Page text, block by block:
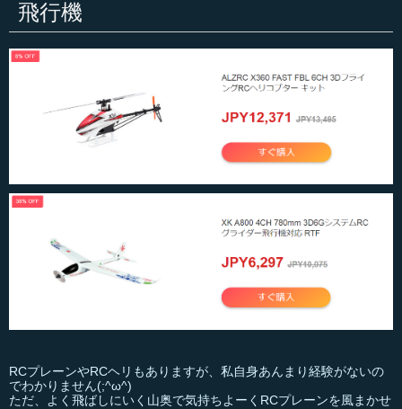
飛行機
RCプレーンやRCヘリもありますが、私自身あんまり経験がないの
でわかりません(;^ω^)
ただ、よく飛ばしにいく山奥で気持ちよーくRCプレーンを風まかせ